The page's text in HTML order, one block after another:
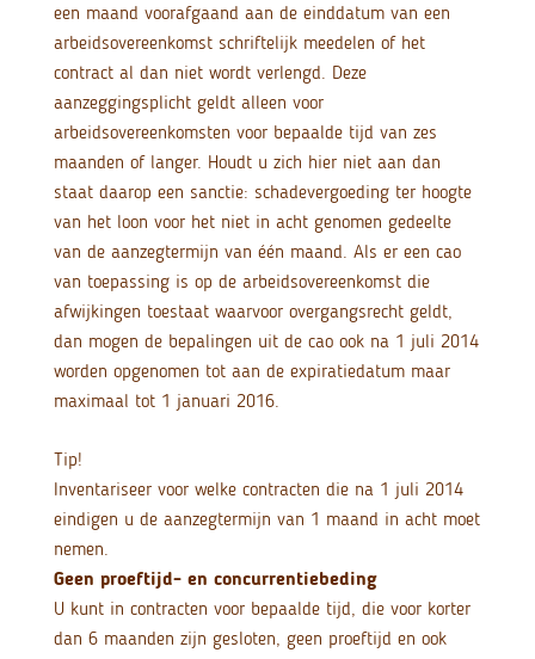
een maand voorafgaand aan de einddatum van een
arbeidsovereenkomst schriftelijk meedelen of het
contract al dan niet wordt verlengd. Deze
aanzeggingsplicht geldt alleen voor
arbeidsovereenkomsten voor bepaalde tijd van zes
maanden of langer. Houdt u zich hier niet aan dan
staat daarop een sanctie: schadevergoeding ter hoogte
van het loon voor het niet in acht genomen gedeelte
van de aanzegtermijn van één maand. Als er een cao
van toepassing is op de arbeidsovereenkomst die
afwijkingen toestaat waarvoor overgangsrecht geldt,
dan mogen de bepalingen uit de cao ook na 1 juli 2014
worden opgenomen tot aan de expiratiedatum maar
maximaal tot 1 januari 2016.
Tip!
Inventariseer voor welke contracten die na 1 juli 2014
eindigen u de aanzegtermijn van 1 maand in acht moet
nemen.
Geen proeftijd- en concurrentiebeding
U kunt in contracten voor bepaalde tijd, die voor korter
dan 6 maanden zijn gesloten, geen proeftijd en ook